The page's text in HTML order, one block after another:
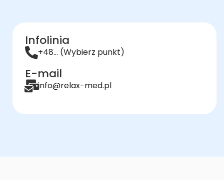
Infolinia
+48... (Wybierz punkt)
E-mail
info@relax-med.pl